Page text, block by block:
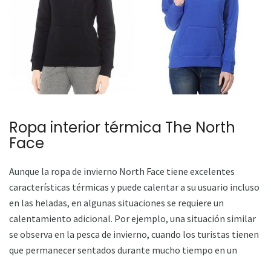
Ropa interior térmica The North
Face
Aunque la ropa de invierno North Face tiene excelentes
características térmicas y puede calentar a su usuario incluso
en las heladas, en algunas situaciones se requiere un
calentamiento adicional. Por ejemplo, una situación similar
se observa en la pesca de invierno, cuando los turistas tienen
que permanecer sentados durante mucho tiempo en un